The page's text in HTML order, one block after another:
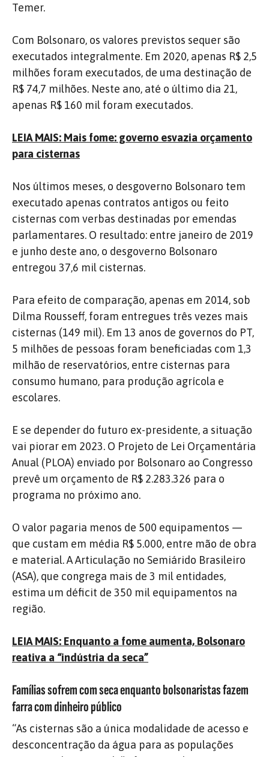
Temer.
Com Bolsonaro, os valores previstos sequer são
executados integralmente. Em 2020, apenas R$ 2,5
milhões foram executados, de uma destinação de
R$ 74,7 milhões. Neste ano, até o último dia 21,
apenas R$ 160 mil foram executados.
LEIA MAIS: Mais fome: governo esvazia orçamento
para cisternas
Nos últimos meses, o desgoverno Bolsonaro tem
executado apenas contratos antigos ou feito
cisternas com verbas destinadas por emendas
parlamentares. O resultado: entre janeiro de 2019
e junho deste ano, o desgoverno Bolsonaro
entregou 37,6 mil cisternas.
Para efeito de comparação, apenas em 2014, sob
Dilma Rousseff, foram entregues três vezes mais
cisternas (149 mil). Em 13 anos de governos do PT,
5 milhões de pessoas foram beneficiadas com 1,3
milhão de reservatórios, entre cisternas para
consumo humano, para produção agrícola e
escolares.
E se depender do futuro ex-presidente, a situação
vai piorar em 2023. O Projeto de Lei Orçamentária
Anual (PLOA) enviado por Bolsonaro ao Congresso
prevê um orçamento de R$ 2.283.326 para o
programa no próximo ano.
O valor pagaria menos de 500 equipamentos —
que custam em média R$ 5.000, entre mão de obra
e material. A Articulação no Semiárido Brasileiro
(ASA), que congrega mais de 3 mil entidades,
estima um déficit de 350 mil equipamentos na
região.
LEIA MAIS: Enquanto a fome aumenta, Bolsonaro
reativa a “indústria da seca”
Famílias sofrem com seca enquanto bolsonaristas fazem
farra com dinheiro público
“As cisternas são a única modalidade de acesso e
desconcentração da água para as populações